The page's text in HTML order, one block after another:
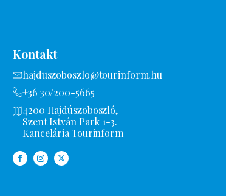
Kontakt
hajduszoboszlo@tourinform.hu
+36 30/200-5665
4200 Hajdúszoboszló,
Szent István Park 1-3.
Kancelária Tourinform